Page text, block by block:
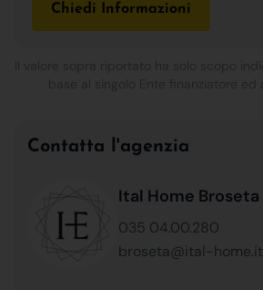
Chiedi Informazioni
Contatta l'agenzia
Ital Home Broseta
035 04.00.280
broseta@ital-home.it